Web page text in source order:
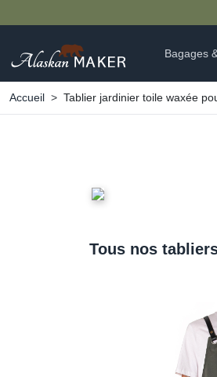
Bagages
Accueil Tablier jardinier toile waxée
Tous nos